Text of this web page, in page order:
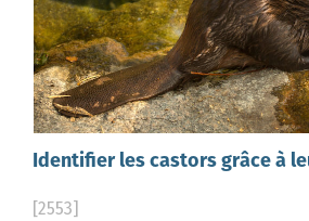
Identifier les castors grâce à
[2553]